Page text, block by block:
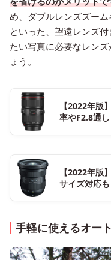
め、ダブルレンズズー
といった、望遠レンズ
たい写真に必要なレン
ょう。
【2022年版
率やF2.8通
【2022年版
サイズ対応も
手軽に使えるオー